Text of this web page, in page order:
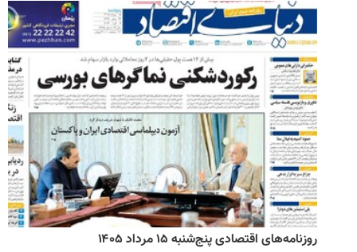
روزنامه‌های اقتصادی پنج‌شنبه ۱۵ مرداد ۱۴۰۵